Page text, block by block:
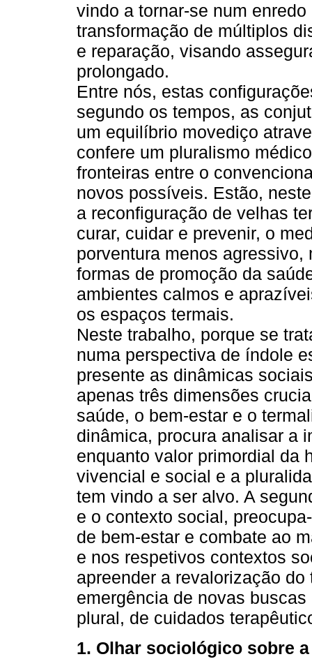
vindo a tornar-se num
transformação de múltiplos
e reparação, visando
prolongado.
Entre nós, estas
segundo os tempos, as
um equilíbrio movediço
confere um pluralismo
fronteiras entre o
novos possíveis. Estão,
a reconfiguração de velhas
curar, cuidar e prevenir, o
porventura menos
formas de promoção da
ambientes calmos e
os espaços termais.
Neste trabalho, porque se
numa perspectiva de índole
presente as dinâmicas
apenas três dimensões
saúde, o bem-estar e o
dinâmica, procura analisar a
enquanto valor primordial da
vivencial e social e a
tem vindo a ser alvo. A
e o contexto social,
de bem-estar e combate ao
e nos respetivos contextos
apreender a revalorização
emergência de novas
plural, de cuidados
1. Olhar sociológico sobre